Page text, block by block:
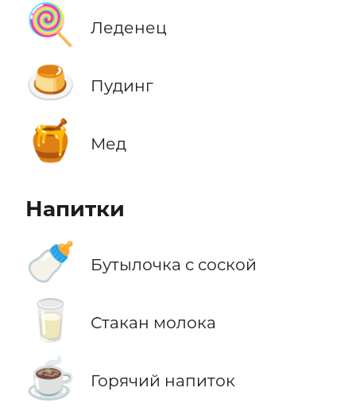
🍭 Леденец
🍮 Пудинг
🍯 Мед
Напитки
🍼 Бутылочка с соской
🥛 Стакан молока
☕ Горячий напиток